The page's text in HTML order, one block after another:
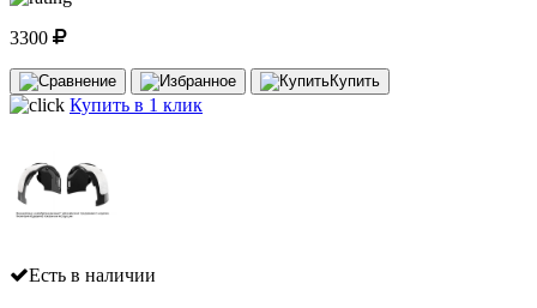
3300
Купить
Купить в 1 клик
Есть в наличии